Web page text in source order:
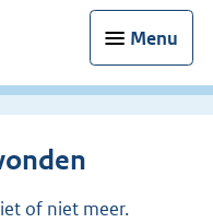
Menu
of niet meer.